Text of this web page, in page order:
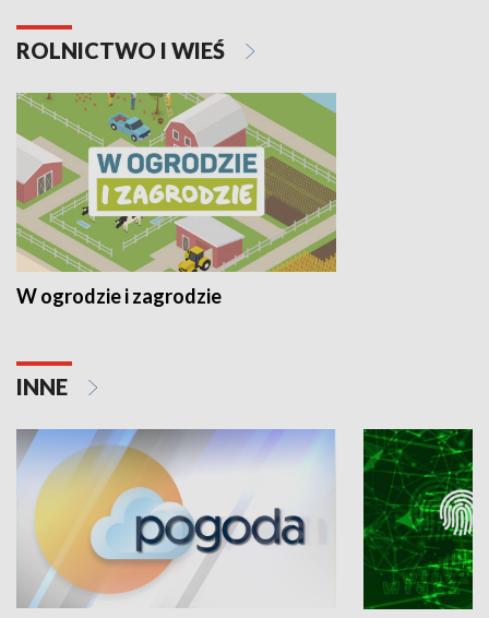
ROLNICTWO I WIEŚ
W ogrodzie i zagrodzie
INNE